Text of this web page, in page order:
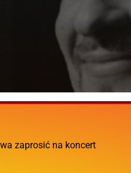
zaprosić na koncert